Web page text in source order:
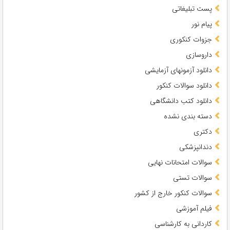
پست تبلیغاتی
پیام نور
جزوات کنکوری
داروسازی
دانلود آزمونهای آزمایشی
دانلود سوالات کنکور
دانلود کتب دانشگاهی
دسته بندی نشده
دکتری
دندانپزشکی
سوالات امتحانات نهایی
سوالات تستی
سوالات کنکور خارج از کشور
فیلم آموزشی
کاردانی به کارشناسی